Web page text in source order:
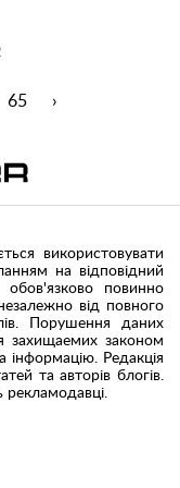
65 ›
використовувати
на відповідний
обов'язково повинно
від повного
Порушення даних
захищаемих законом
інформацію. Редакція
та авторів блогів.
рекламодавці.